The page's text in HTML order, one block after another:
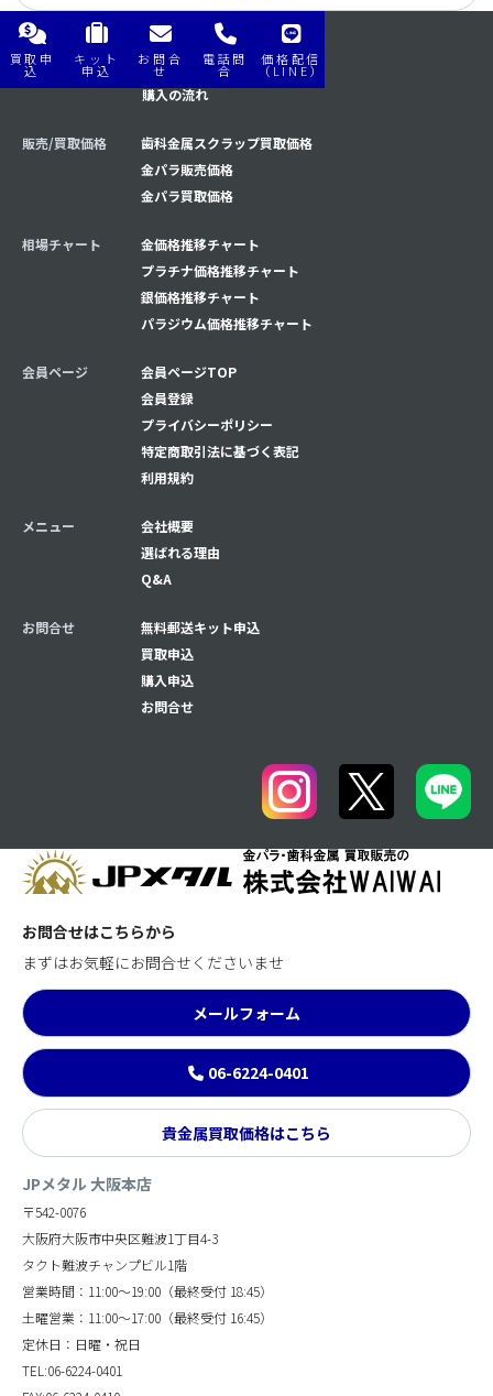
買取申
込
キット
申込
お問合
せ
電話問
合
価格配信
（LINE）
購入/買取の流れ
買取の流れ
購入の流れ
販売/買取価格
歯科金属スクラップ買取価格
金パラ販売価格
金パラ買取価格
相場チャート
金価格推移チャート
プラチナ価格推移チャート
銀価格推移チャート
パラジウム価格推移チャート
会員ページ
会員ページTOP
会員登録
プライバシーポリシー
特定商取引法に基づく表記
利用規約
メニュー
会社概要
選ばれる理由
Q&A
お問合せ
無料郵送キット申込
買取申込
購入申込
お問合せ
お問合せはこちらから
まずはお気軽にお問合せくださいませ
メールフォーム
06-6224-0401
貴金属買取価格はこちら
JPメタル 大阪本店
〒542-0076
大阪府大阪市中央区難波1丁目4-3
タクト難波チャンプビル1階
営業時間：11:00～19:00（最終受付 18:45）
土曜営業：11:00～17:00（最終受付 16:45）
定休日：日曜・祝日
TEL:06-6224-0401